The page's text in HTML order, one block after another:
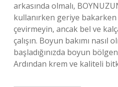
arkasında olmalı,
kullanırken geriye
çevirmeyin, ancak bel ve
çalışın. Boyun bakımı nasıl
başladığınızda boyun
Ardından krem ​​ve kaliteli